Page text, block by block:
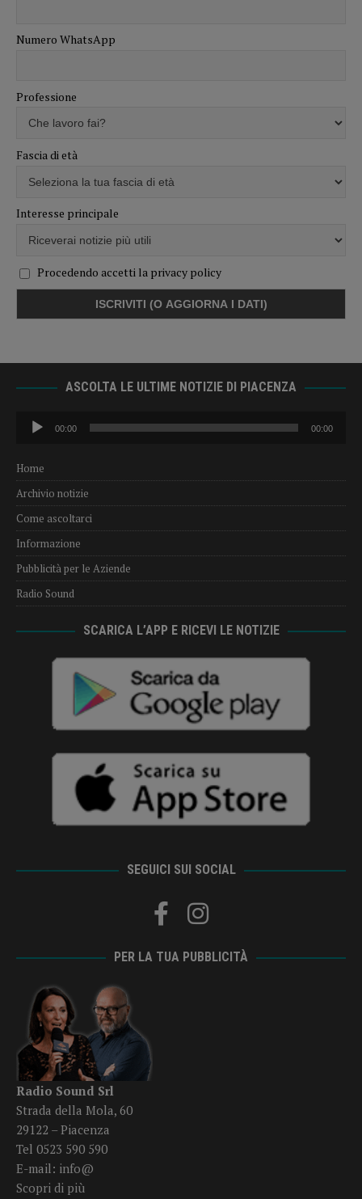
Numero WhatsApp
Professione
Fascia di età
Interesse principale
Procedendo accetti la privacy policy
ASCOLTA LE ULTIME NOTIZIE DI PIACENZA
Audio
Player
00:00 00:00
Home
Archivio notizie
Come ascoltarci
Informazione
Pubblicità per le Aziende
Radio Sound
SCARICA L’APP E RICEVI LE NOTIZIE
SEGUICI SUI SOCIAL
PER LA TUA PUBBLICITÀ
Radio Sound Srl
Strada della Mola, 60
29122 – Piacenza
Tel 0523 590 590
E-mail: info@
Scopri di più